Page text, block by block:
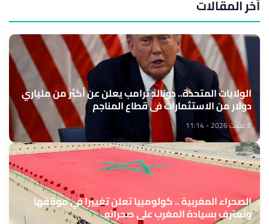
آخر المقالات
الولايات المتحدة.. دونالد ترامب يعلن عن أكثر من ملياري
دولار من الاستثمارات في قطاع المناجم
8 غشت 2026 - 11:14
الصحراء المغربية .. كولومبيا تعلن تغييرا في موقفها
وتعترف بسيادة المغرب على صحرائه